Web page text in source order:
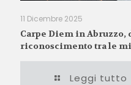
11 Dicembre 2025
Carpe Diem in
riconoscimento tra le
Leggi tutto